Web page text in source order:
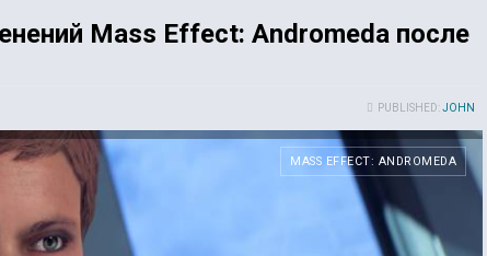
Mass Effect: Andromeda после
PUBLISHED:JOHN
MASS EFFECT: ANDROMEDA